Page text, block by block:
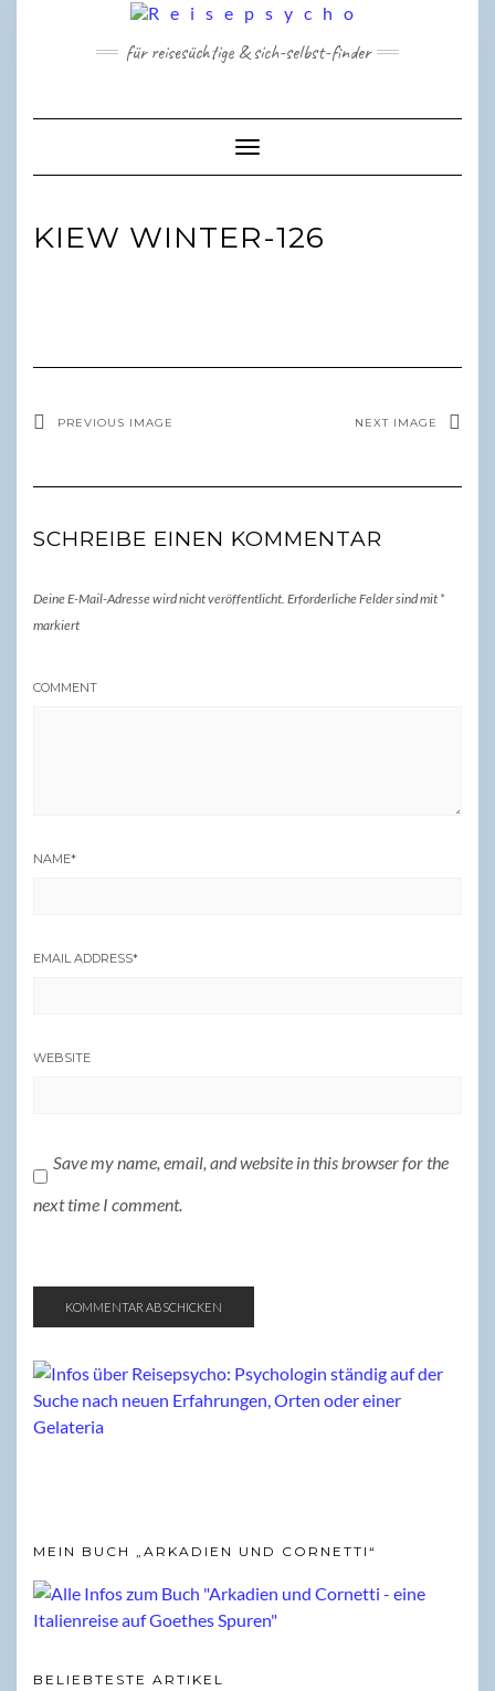
für reisesüchtige & sich-selbst-finder
Toggle Navigation
KIEW WINTER-126
PREVIOUS IMAGE NEXT IMAGE
SCHREIBE EINEN KOMMENTAR
Deine E-Mail-Adresse wird nicht veröffentlicht. Erforderliche Felder sind mit *
markiert
COMMENT
NAME*
EMAIL ADDRESS*
WEBSITE
Save my name, email, and website in this browser for the
next time I comment.
MEIN BUCH „ARKADIEN UND CORNETTI“
BELIEBTESTE ARTIKEL